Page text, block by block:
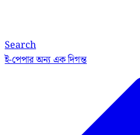
Search
ই-পেপারঅন্য এক দিগন্ত